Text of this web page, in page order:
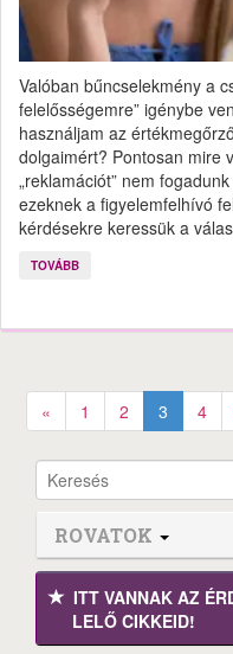
Valóban bűncselekmény a
felelősségemre” igénybe
használjam az
dolgaimért? Pontosan mire
„reklamációt” nem
ezeknek a figyelemfelhívó
kérdésekre keressük a
TOVÁBB
« 1 2 3 4
ROVATOK
ITT VANNAK AZ
LELŐ CIKKEID!